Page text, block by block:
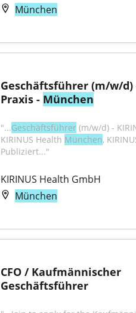
München
Geschäftsführer (m/w/d)
Praxis - München
"...Geschäftsführer (m/w/d) -
KIRINUS Health München,
Publiziert..."
KIRINUS Health GmbH
München
CFO / Kaufmännischer
Geschäftsführer